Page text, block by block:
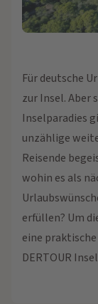
Für deutsche
zur Insel. Aber
Inselparadies
unzählige
Reisende
wohin es als
erfüllen? Um
eine
DERTOUR